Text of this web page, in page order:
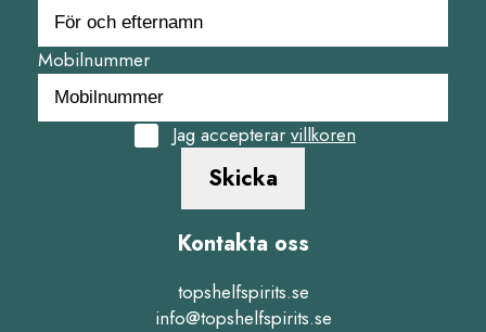
Mobilnummer
Jag accepterar villkoren
Skicka
Kontakta oss
topshelfspirits.se
info@topshelfspirits.se